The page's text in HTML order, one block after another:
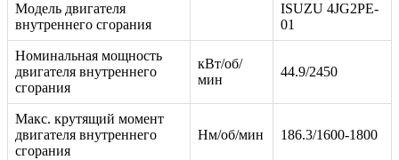
Модель двигателя
внутреннего сгорания
ISUZU 4JG2PE-
01
Номинальная мощность
двигателя внутреннего
сгорания
кВт/об/
мин
44.9/2450
Макс. крутящий момент
двигателя внутреннего
сгорания
Нм/об/мин 186.3/1600-1800